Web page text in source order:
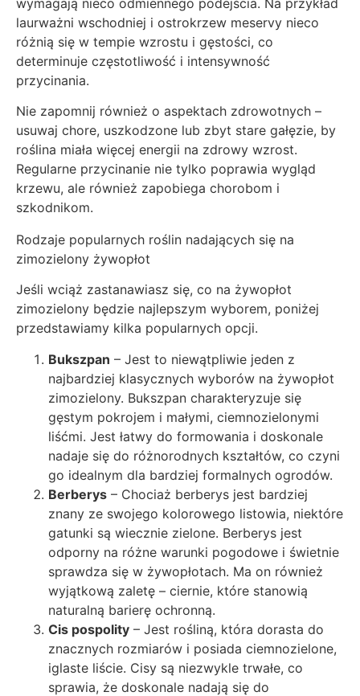
laurważni wschodniej i ostrokrzew meservy nieco
różnią się w tempie wzrostu i gęstości, co
determinuje częstotliwość i intensywność
przycinania.
Nie zapomnij również o aspektach zdrowotnych –
usuwaj chore, uszkodzone lub zbyt stare gałęzie, by
roślina miała więcej energii na zdrowy wzrost.
Regularne przycinanie nie tylko poprawia wygląd
krzewu, ale również zapobiega chorobom i
szkodnikom.
Rodzaje popularnych roślin nadających się na
zimozielony żywopłot
Jeśli wciąż zastanawiasz się, co na żywopłot
zimozielony będzie najlepszym wyborem, poniżej
przedstawiamy kilka popularnych opcji.
Bukszpan – Jest to niewątpliwie jeden z
najbardziej klasycznych wyborów na żywopłot
zimozielony. Bukszpan charakteryzuje się
gęstym pokrojem i małymi, ciemnozielonymi
liśćmi. Jest łatwy do formowania i doskonale
nadaje się do różnorodnych kształtów, co czyni
go idealnym dla bardziej formalnych ogrodów.
Berberys – Chociaż berberys jest bardziej
znany ze swojego kolorowego listowia, niektóre
gatunki są wiecznie zielone. Berberys jest
odporny na różne warunki pogodowe i świetnie
sprawdza się w żywopłotach. Ma on również
wyjątkową zaletę – ciernie, które stanowią
naturalną barierę ochronną.
Cis pospolity – Jest rośliną, która dorasta do
znacznych rozmiarów i posiada ciemnozielone,
iglaste liście. Cisy są niezwykle trwałe, co
sprawia, że doskonale nadają się do